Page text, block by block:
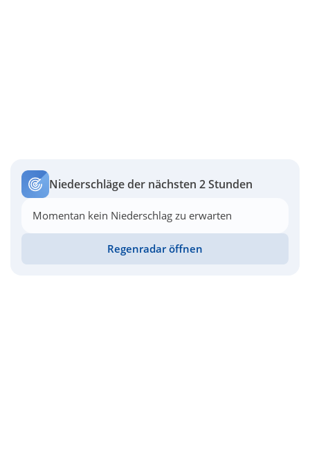
Niederschläge der nächsten 2 Stunden
Momentan kein Niederschlag zu erwarten
Regenradar öffnen